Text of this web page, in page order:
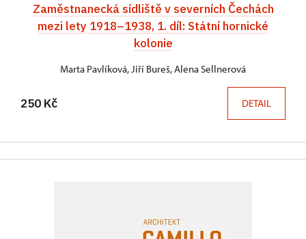
Zaměstnanecká sídliště v severních Čechách
mezi lety 1918–1938, 1. díl: Státní hornické
kolonie
Marta Pavlíková, Jiří Bureš, Alena Sellnerová
250 Kč DETAIL